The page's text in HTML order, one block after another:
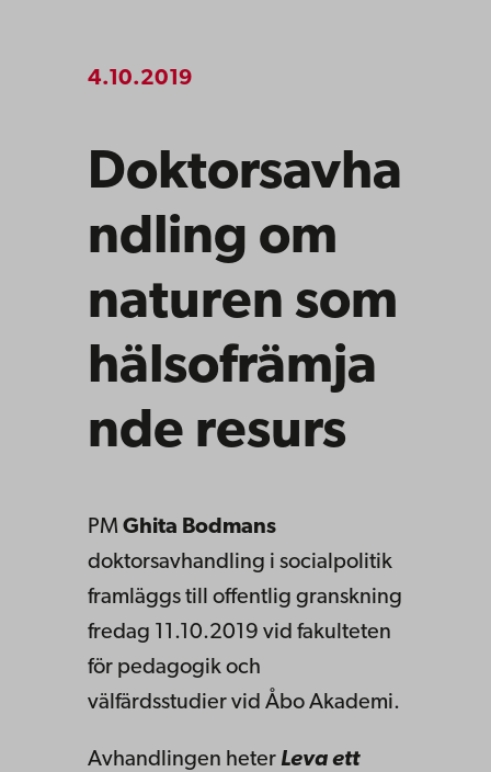
4.10.2019
Doktorsavha
ndling om
naturen som
hälsofrämja
nde resurs
PM Ghita Bodmans
doktorsavhandling i socialpolitik
framläggs till offentlig granskning
fredag 11.10.2019 vid fakulteten
för pedagogik och
välfärdsstudier vid Åbo Akademi.
Avhandlingen heter Leva ett